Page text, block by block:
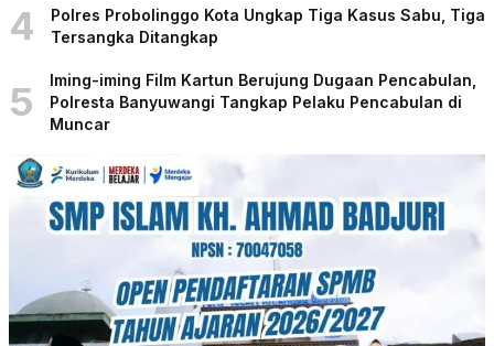
4
Polres Probolinggo Kota Ungkap Tiga Kasus Sabu, Tiga
Tersangka Ditangkap
5
Iming-iming Film Kartun Berujung Dugaan Pencabulan,
Polresta Banyuwangi Tangkap Pelaku Pencabulan di
Muncar